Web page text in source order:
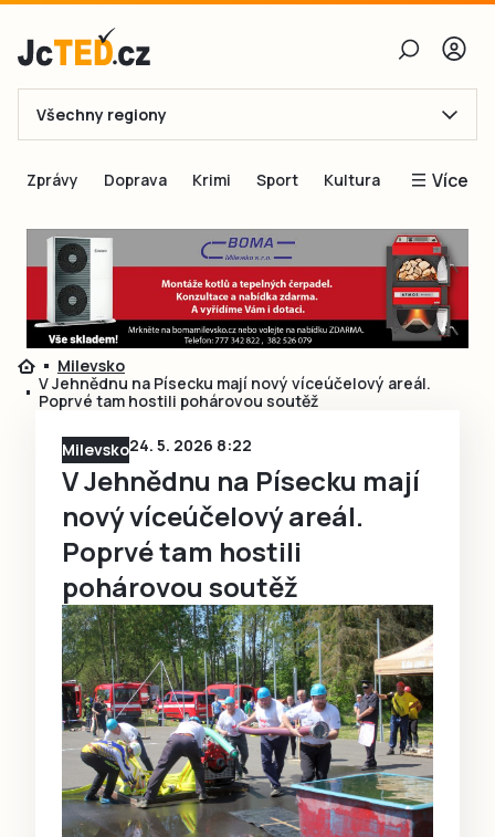
E-mail
Obnovit heslo
Přihlásit se
Ještě nemám účet, chci se
Všechny regiony
Zprávy Doprava Krimi Sport Kultura Více
Blogy
Inspirace
Čtenáři píší
Speciální přílohy
Milevsko
V Jehnědnu na Písecku mají nový víceúčelový areál.
Poprvé tam hostili pohárovou soutěž
Milevsko24. 5. 2026 8:22
V Jehnědnu na Písecku mají
nový víceúčelový areál.
Poprvé tam hostili
pohárovou soutěž